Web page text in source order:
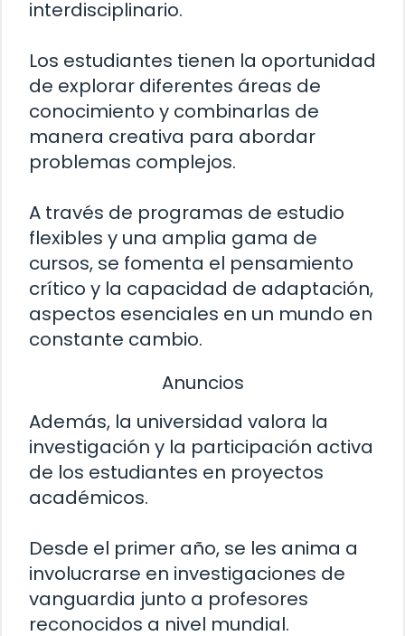
interdisciplinario.
Los estudiantes tienen la oportunidad
de explorar diferentes áreas de
conocimiento y combinarlas de
manera creativa para abordar
problemas complejos.
A través de programas de estudio
flexibles y una amplia gama de
cursos, se fomenta el pensamiento
crítico y la capacidad de adaptación,
aspectos esenciales en un mundo en
constante cambio.
Anuncios
Además, la universidad valora la
investigación y la participación activa
de los estudiantes en proyectos
académicos.
Desde el primer año, se les anima a
involucrarse en investigaciones de
vanguardia junto a profesores
reconocidos a nivel mundial.